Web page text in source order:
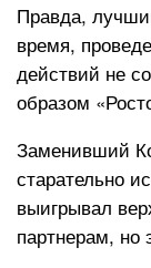
Правда,
время,
действий не
образом
Заменивший
старательно
выигрывал
партнерам, но